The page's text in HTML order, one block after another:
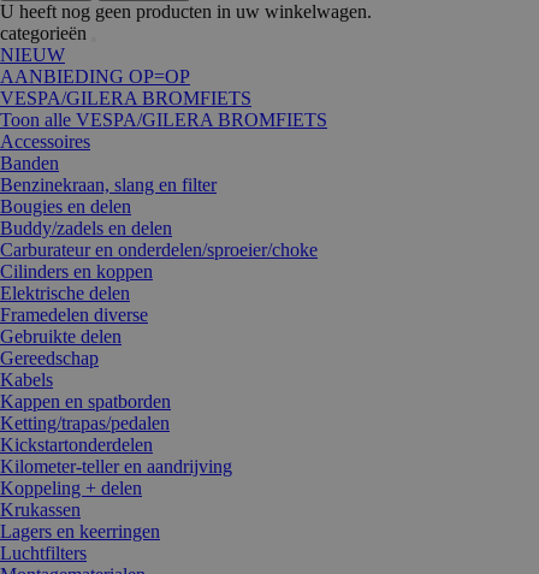
U heeft nog geen producten in uw winkelwagen.
categorieën
NIEUW
AANBIEDING OP=OP
VESPA/GILERA BROMFIETS
Toon alle VESPA/GILERA BROMFIETS
Accessoires
Banden
Benzinekraan, slang en filter
Bougies en delen
Buddy/zadels en delen
Carburateur en onderdelen/sproeier/choke
Cilinders en koppen
Elektrische delen
Framedelen diverse
Gebruikte delen
Gereedschap
Kabels
Kappen en spatborden
Ketting/trapas/pedalen
Kickstartonderdelen
Kilometer-teller en aandrijving
Koppeling + delen
Krukassen
Lagers en keerringen
Luchtfilters